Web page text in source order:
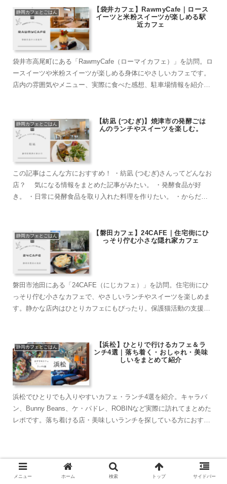
静岡カフェとごはん
【袋井カフェ】RawmyCafe｜ロース
イーツと米粉スイーツが楽しめる駅
近カフェ
袋井市高尾町にある「RawmyCafe（ローマイカフェ）」を訪問。ロ
ースイーツや米粉スイーツが楽しめる身体にやさしいカフェです。
店内の雰囲気やメニュー、実際に食べた感想、駐車場情報を紹介し
静岡カフェとごはん
【紡凪 (つむぎ)】焼津市の発酵ごは
んのランチやスイーツを楽しむ。
この記事はこんな方におすすめ！ ・紡凪 (つむぎ)さんってどんなお
店？ 気になる情報をまとめた記事がみたい。 ・発酵食品が好
き。 ・日常に発酵食品を取り入れた料理を作りたい。 ・からだに
静岡カフェとごはん
【磐田カフェ】24CAFE｜住宅街にひ
っそり佇む小さな隠れ家カフェ
磐田市池田にある「24CAFE（にじカフェ）」を訪問。住宅街にひ
っそり佇む小さなカフェで、やさしいランチやスイーツを楽しめま
す。静かな店内はひとりカフェにもぴったり。保護猫活動の支援も
静岡カフェとごはん
【浜松】ひとりで行けるカフェ＆ラ
ンチ4選｜落ち着く・おしゃれ・美味
しいをまとめて紹介
浜松でひとりでも入りやすいカフェ・ランチ4選を紹介。キャラバ
ン、Bunny Beans、ケ・パドレ、ROBINなど実際に訪れてまとめた
レポです。落ち着ける店・美味しいランチを探している方におすす
【天空の館】磐田市の山奥に佇む秘
メニュー ホーム 検索 トップ サイドバー